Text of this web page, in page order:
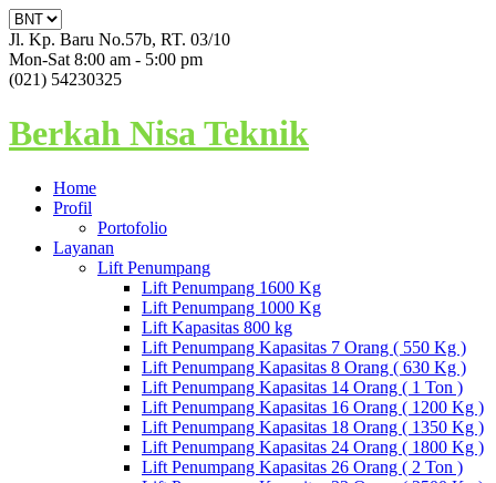
Jl. Kp. Baru No.57b, RT. 03/10
Mon-Sat 8:00 am - 5:00 pm
(021) 54230325
Berkah Nisa Teknik
Home
Profil
Portofolio
Layanan
Lift Penumpang
Lift Penumpang 1600 Kg
Lift Penumpang 1000 Kg
Lift Kapasitas 800 kg
Lift Penumpang Kapasitas 7 Orang ( 550 Kg )
Lift Penumpang Kapasitas 8 Orang ( 630 Kg )
Lift Penumpang Kapasitas 14 Orang ( 1 Ton )
Lift Penumpang Kapasitas 16 Orang ( 1200 Kg )
Lift Penumpang Kapasitas 18 Orang ( 1350 Kg )
Lift Penumpang Kapasitas 24 Orang ( 1800 Kg )
Lift Penumpang Kapasitas 26 Orang ( 2 Ton )